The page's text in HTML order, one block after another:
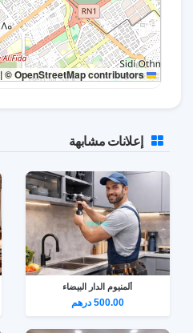
Leaflet
|© OpenStreetMap contributors
إعلانات مشابهة
ألمنيوم الدار البيضاء
500.00 درهم